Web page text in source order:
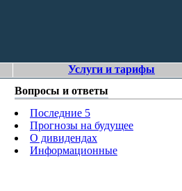
Услуги и тарифы
Вопросы и ответы
Последние 5
Прогнозы на будущее
О дивидендах
Информационные